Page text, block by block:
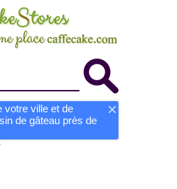
votre ville et de
de gâteau près de